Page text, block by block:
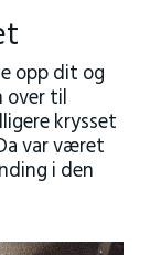
opp dit og
over til
krysset
var været
i den